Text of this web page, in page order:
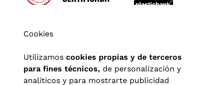
Cookies
Utilizamos cookies propias y de terceros
para fines técnicos, de personalización y
analíticos y para mostrarte publicidad